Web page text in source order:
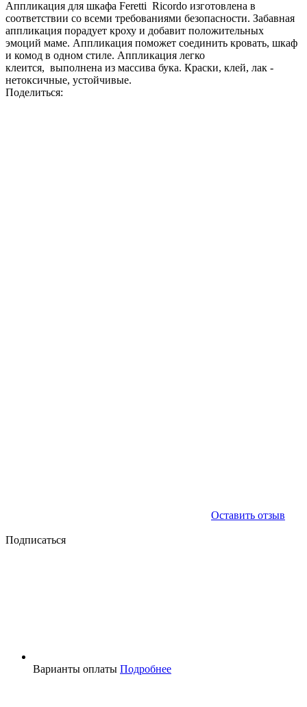
Аппликация для шкафа Feretti Ricordo изготовлена в
соответствии со всеми требованиями безопасности. Забавная
аппликация порадует кроху и добавит положительных
эмоций маме. Аппликация поможет соединить кровать, шкаф
и комод в одном стиле. Аппликация легко
клеится, выполнена из массива бука. Краски, клей, лак -
нетоксичные, устойчивые.
Поделиться:
Оставить отзыв
Подписаться
Варианты оплаты Подробнее